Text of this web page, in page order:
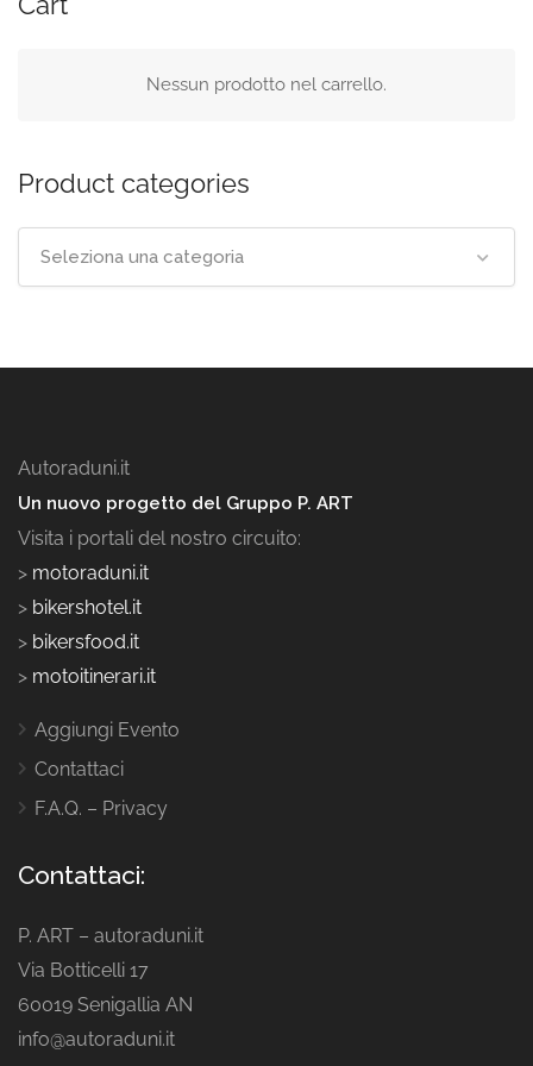
Nessun prodotto nel carrello.
Product categories
Seleziona una categoria
Autoraduni.it
Un nuovo progetto del Gruppo P. ART
Visita i portali del nostro circuito:
> motoraduni.it
> bikershotel.it
> bikersfood.it
> motoitinerari.it
Aggiungi Evento
Contattaci
F.A.Q. – Privacy
Contattaci:
P. ART – autoraduni.it
Via Botticelli 17
60019 Senigallia AN
info@autoraduni.it